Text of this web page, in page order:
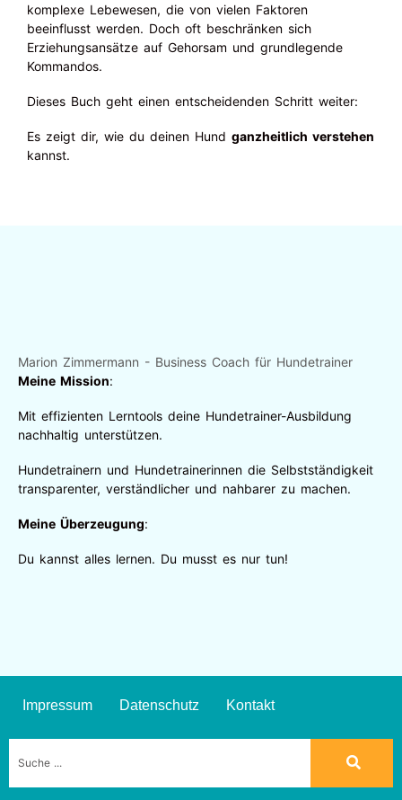
komplexe Lebewesen, die von vielen Faktoren
beeinflusst werden. Doch oft beschränken sich
Erziehungsansätze auf Gehorsam und grundlegende
Kommandos.
Dieses Buch geht einen entscheidenden Schritt weiter:
Es zeigt dir, wie du deinen Hund ganzheitlich verstehen
kannst.
Marion Zimmermann - Business Coach für Hundetrainer
Meine Mission:
Mit effizienten Lerntools deine Hundetrainer-Ausbildung
nachhaltig unterstützen.
Hundetrainern und Hundetrainerinnen die Selbstständigkeit
transparenter, verständlicher und nahbarer zu machen.
Meine Überzeugung:
Du kannst alles lernen. Du musst es nur tun!
Impressum Datenschutz Kontakt